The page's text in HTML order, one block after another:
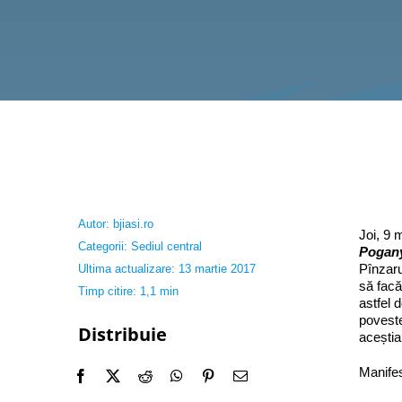
Autor: bjiasi.ro
Categorii: Sediul central
Ultima actualizare: 13 martie 2017
Timp citire: 1,1 min
Distribuie
Joi, 9
să
astfel